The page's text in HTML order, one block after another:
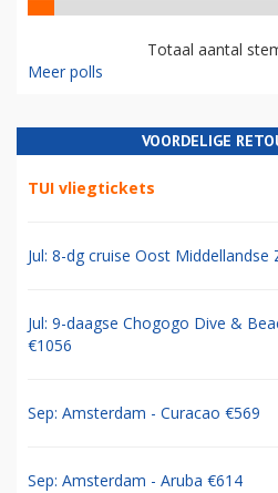
Totaal aantal
Meer polls
VOORDELIGE
TUI vliegtickets
Jul: 8-dg cruise Oost Middellandse
Jul: 9-daagse Chogogo Dive &
€1056
Sep: Amsterdam - Curacao €569
Sep: Amsterdam - Aruba €614